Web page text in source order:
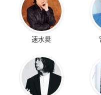
速水奨